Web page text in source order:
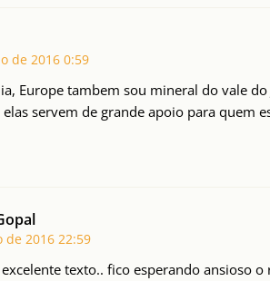
de 2016 0:59
Europe tambem sou mineral do vale
servem de grande apoio para quem
de 2016 22:59
texto.. fico esperando ansioso